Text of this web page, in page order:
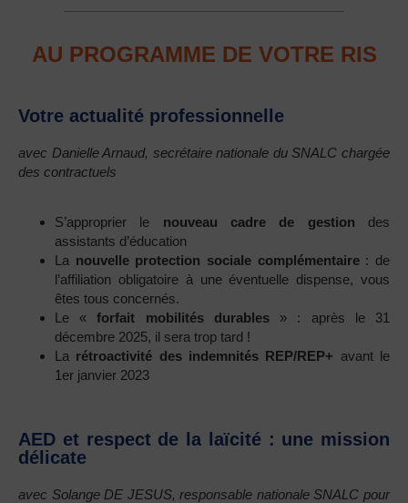
AU PROGRAMME DE VOTRE RIS
Votre actualité professionnelle
avec Danielle Arnaud, secrétaire nationale du SNALC chargée
des contractuels
S’approprier le nouveau cadre de gestion des
assistants d’éducation
La nouvelle protection sociale complémentaire: de
l’affiliation obligatoire à une éventuelle dispense, vous
êtes tous concernés.
Le «forfait mobilités durables» : après le 31
décembre 2025, il sera trop tard !
La rétroactivité des indemnités REP/REP+ avant le
1er janvier 2023
AED et respect de la laïcité : une mission
délicate
avec Solange DE JESUS, responsable nationale SNALC pour